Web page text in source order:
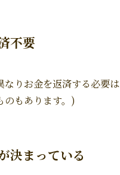
不要
なりお金を返済する必要
のもあります。)
決まっている